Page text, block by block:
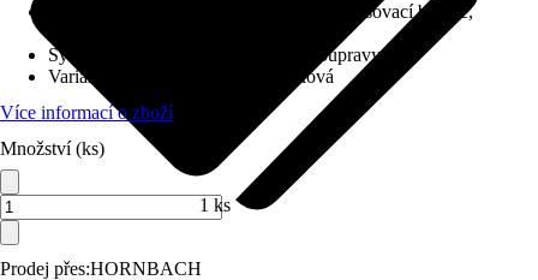
Prodej přes:HORNBACH
Jednopáková směšovací baterie,
Systém vypouštění
Bez odtokové soupravy
Varianta
Umyvadlová baterie páková
Více informací o zboží
Množství (ks)
1 ks